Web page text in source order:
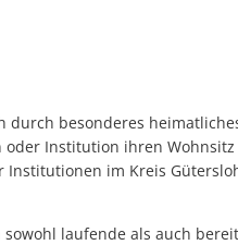
durch besonderes
Institution ihren Wohnsitz
Institutionen im Kreis
laufende als auch